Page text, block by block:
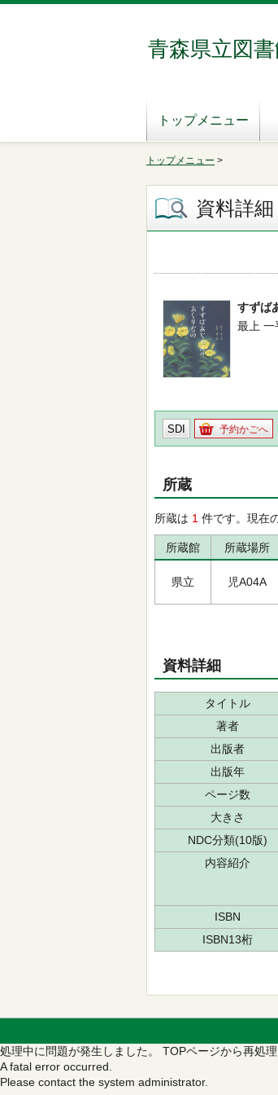
青森県立図
トップメニュー
トップメニュー >
資料詳細
すずば
最上 一
SDI 予約かごへ
所蔵
所蔵は 1 件です。現在
所蔵館 所蔵場所
県立 児A04A
資料詳細
タイトル
著者
出版者
出版年
ページ数
大きさ
NDC分類(10版)
内容紹介
ISBN
ISBN13桁
処理中に問題が発生しました。 TOPページから再処
A fatal error occurred.
Please contact the system administrator.